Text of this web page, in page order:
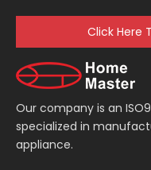
Click Here
Our company is an
specialized in
appliance.